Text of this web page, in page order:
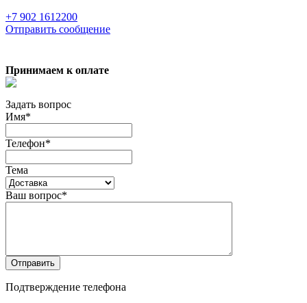
+7 902 1612200
Отправить сообщение
Принимаем к оплате
Задать вопрос
Имя*
Телефон*
Тема
Ваш вопрос*
Отправить
Подтверждение телефона